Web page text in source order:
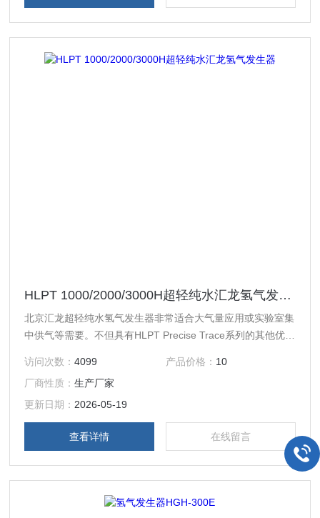
HLPT 1000/2000/3000H超轻纯水汇龙氢气发生器
北京汇龙超轻纯水氢气发生器非常适合大气量应用或实验室集
中供气等需要。不但具有HLPT Precise Trace系列的其他优
动补充被电解消耗掉的水分，大幅减少了维护频率，为您节省
更多的精力专注于实验。HLPT Precise Trace系列是汇龙气体
发生器标准机型，拥有更加成熟工艺与技术，更便捷的人机互
动，更加美观形
访问次数：4099 产品价格： 10
厂商性质：生产厂家
更新日期： 2026-05-19
查看详情 在线留言